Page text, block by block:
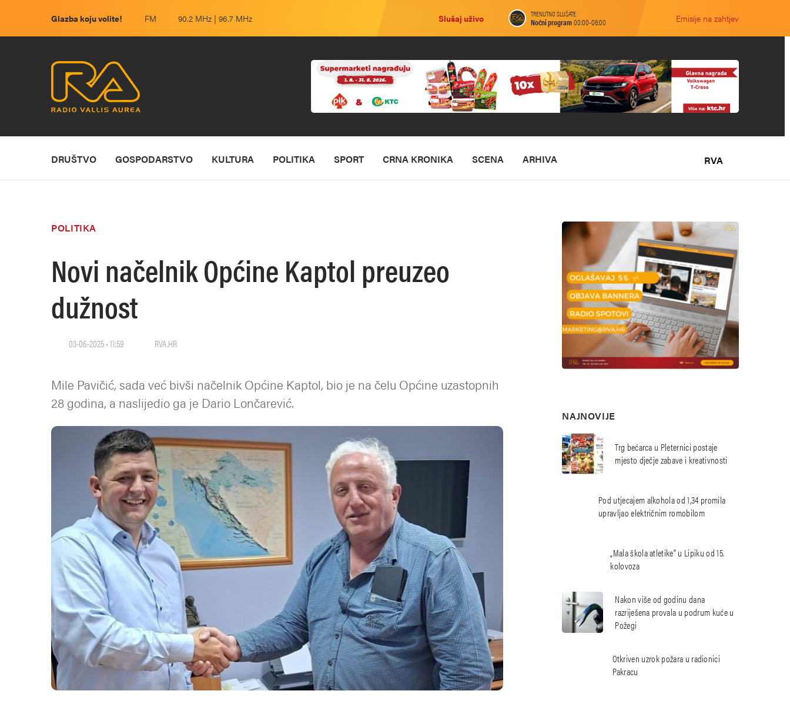
Glazba koju volite! FM 90.2 MHz | 96.7 MHz Slušaj uživo TRENUTNO SLUŠATE
Noćni program00:00-06:00 Emisije na zahtjev
DRUŠTVO GOSPODARSTVO KULTURA POLITIKA SPORT CRNA KRONIKA SCENA ARHIVA RVA
MARKETING
KONTAKT
POLITIKA
Novi načelnik Općine Kaptol preuzeo
dužnost
03-06-2025 • 11:59 RVA.HR
Mile Pavičić, sada već bivši načelnik Općine Kaptol, bio je na čelu Općine uzastopnih
28 godina, a naslijedio ga je Dario Lončarević.
NAJNOVIJE
Trg bećarca u Pleternici postaje
mjesto dječje zabave i kreativnosti
Pod utjecajem alkohola od 1,34 promila
upravljao električnim romobilom
„Mala škola atletike“ u Lipiku od 15.
kolovoza
Nakon više od godinu dana
razriješena provala u podrum kuće u
Požegi
Otkriven uzrok požara u radionici
Pakracu